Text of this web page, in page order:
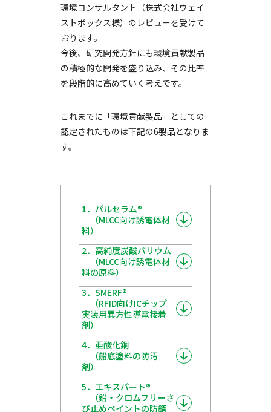
環境コンサルタント（株式会社ウェイ
ストボックス様）のレビューを受けて
おります。
今後、研究開発方針にも環境貢献製品
の積極的な開発を盛り込み、その比率
を段階的に高めていく考えです。
これまでに「環境貢献製品」としての
認定されたものは下記の6製品となりま
す。
1．パルセラム®
（MLCC向け誘電体材
料）
2．高純度炭酸バリウム
（MLCC向け誘電体材
料の原料）
3．SMERF®
（RFID向けICチップ
実装用異方性導電接着
剤）
4．亜酸化銅
（船底塗料の防汚
剤）
5．エキスパート®
（鉛・クロムフリーさ
び止めペイントの防錆